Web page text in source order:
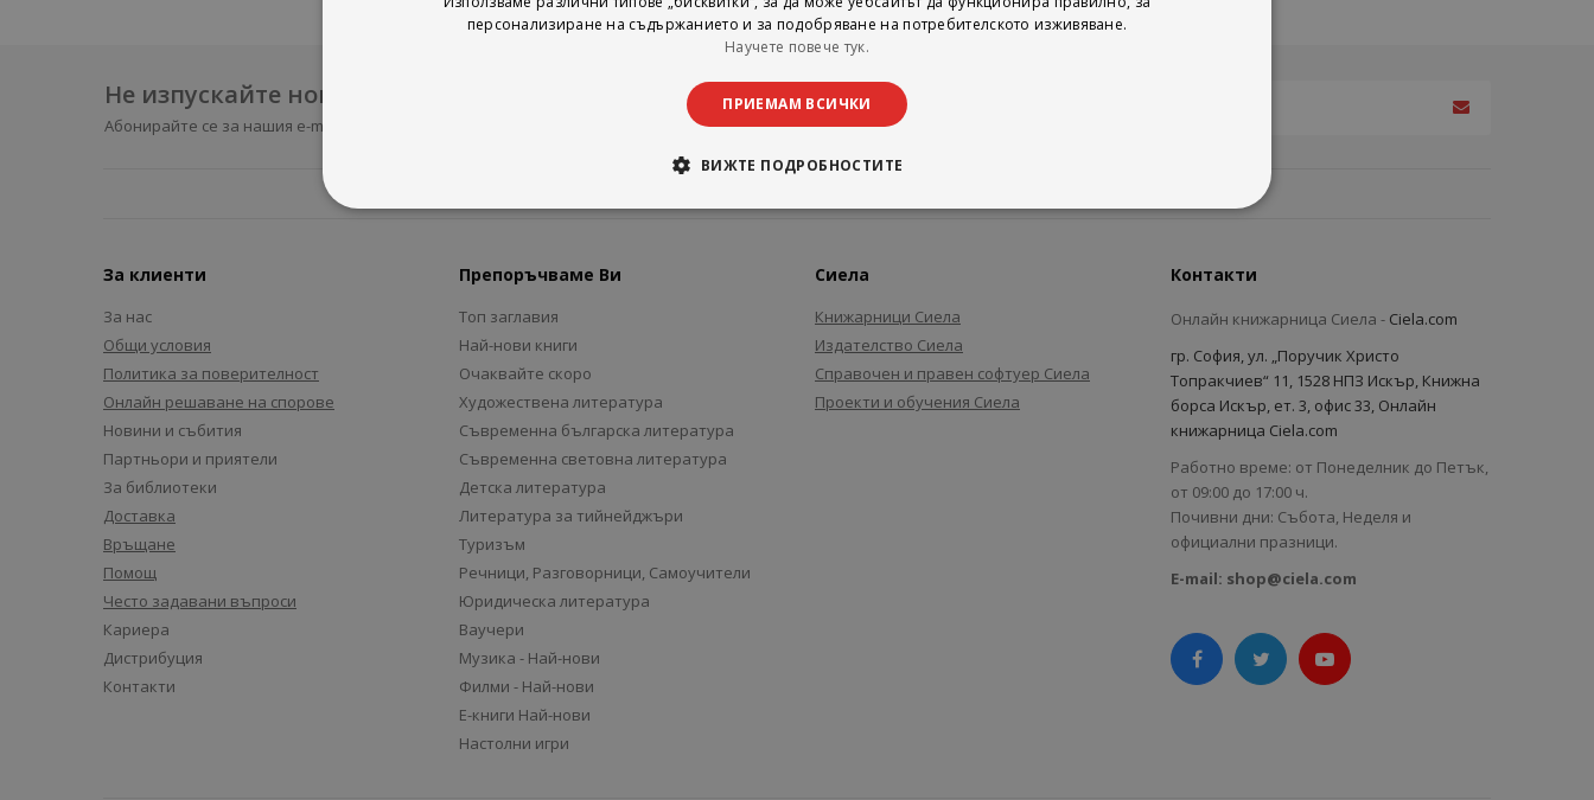
Не изпускайте нови продукти и промоции
Абонирайте се за нашия e-mail бюлетин
За клиенти
За нас
Общи условия
Политика за поверителност
Онлайн решаване на спорове
Новини и събития
Партньори и приятели
За библиотеки
Доставка
Връщане
Помощ
Често задавани въпроси
Кариера
Дистрибуция
Контакти
Препоръчваме Ви
Топ заглавия
Най-нови книги
Очаквайте скоро
Художествена литература
Съвременна българска литература
Съвременна световна литература
Детска литература
Литература за тийнейджъри
Туризъм
Речници, Разговорници, Самоучители
Юридическа литература
Ваучери
Музика - Най-нови
Филми - Най-нови
Е-книги Най-нови
Настолни игри
Сиела
Книжарници Сиела
Издателство Сиела
Справочен и правен софтуер Сиела
Проекти и обучения Сиела
Контакти
Онлайн книжарница Сиела - Ciela.com
гр. София, ул. „Поручик Христо
Топракчиев“ 11, 1528 НПЗ Искър, Книжна
борса Искър, ет. 3, офис 33, Онлайн
книжарница Ciela.com
Работно време: от Понеделник до Петък,
от 09:00 до 17:00 ч.
Почивни дни: Събота, Неделя и
официални празници.
E-mail: shop@ciela.com
персонализиране на съдържанието и за подобряване на потребителското изживяване.
Научете повече тук.
ПРИЕМАМ ВСИЧКИ
ВИЖТЕ ПОДРОБНОСТИТЕ